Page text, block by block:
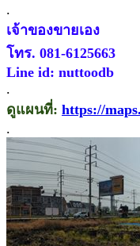
.
เจ้าของขายเอง
โทร. 081-6125663
Line id: nuttoodb
.
ดูแผนที่: https://
.